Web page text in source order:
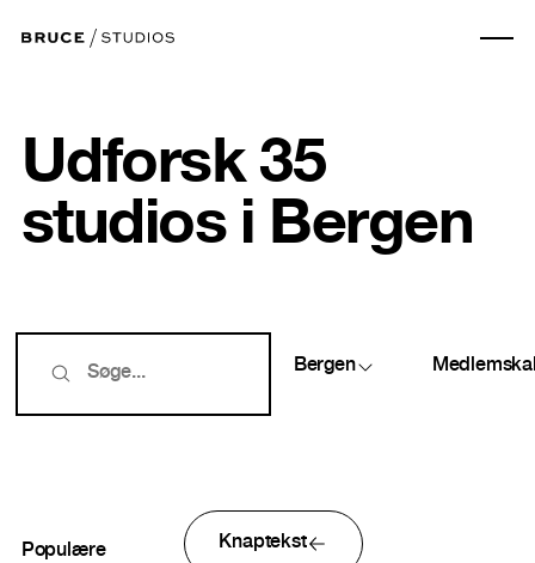
Udforsk 35
studios i Bergen
Bergen
Populære
Knaptekst